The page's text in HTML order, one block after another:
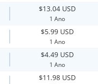
$13.04 USD
1 Ano
$5.99 USD
1 Ano
$4.49 USD
1 Ano
$11.98 USD